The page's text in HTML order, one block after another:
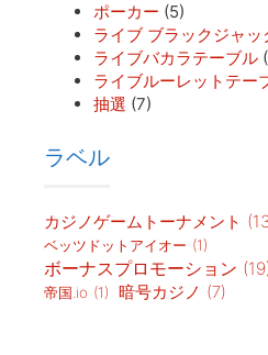
ポーカー (5)
ライブ ブラックジャ
ライブバカラテーブル
ライブルーレットテー
抽選 (7)
ラベル
カジノゲームトーナメント
ベッツドットアイオー (1)
ボーナスプロモーション
帝国.io (1) 暗号カジノ (7)